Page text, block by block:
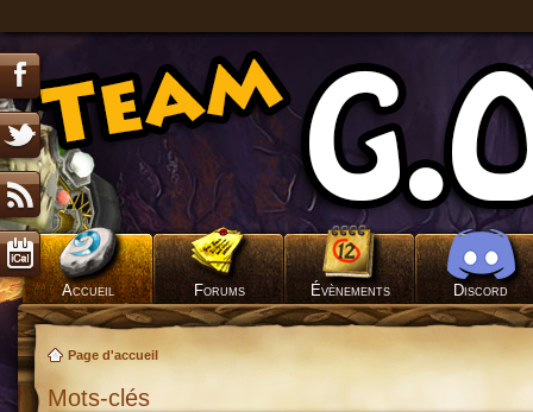
Accueil Forums Évènements Discord
Page d'accueil
Mots-clés